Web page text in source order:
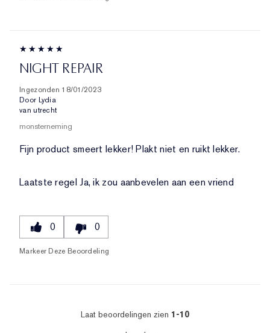
NIGHT REPAIR
Ingezonden 18/01/2023
Door Lydia
van utrecht
monsterneming
Fijn product smeert lekker! Plakt niet en ruikt lekker.
Laatste regelJa, ik zou aanbevelen aan een vriend
0 0
Markeer Deze Beoordeling
Laat beoordelingen zien 1-10